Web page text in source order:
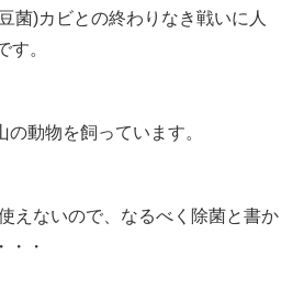
菌)カビとの終わりなき戦いに人
す。
動物を飼っています。
えないので、なるべく除菌と書か
・・